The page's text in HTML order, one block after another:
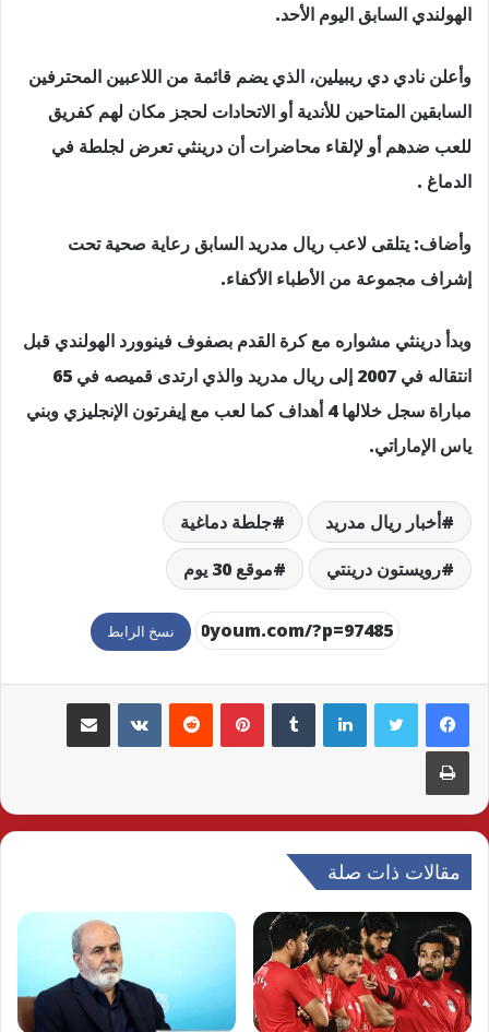
الهولندي السابق اليوم الأحد.
وأعلن نادي دي ريبيلين، الذي يضم قائمة من اللاعبين المحترفين
السابقين المتاحين للأندية أو الاتحادات لحجز مكان لهم كفريق
للعب ضدهم أو لإلقاء محاضرات أن درينثي تعرض لجلطة في
الدماغ .
وأضاف: يتلقى لاعب ريال مدريد السابق رعاية صحية تحت
إشراف مجموعة من الأطباء الأكفاء.
وبدأ درينثي مشواره مع كرة القدم بصفوف فينوورد الهولندي قبل
انتقاله في 2007 إلى ريال مدريد والذي ارتدى قميصه في 65
مباراة سجل خلالها 4 أهداف كما لعب مع إيفرتون الإنجليزي وبني
ياس الإماراتي.
أخبار ريال مدريد
جلطة دماغية
رويستون درينتي
موقع 30 يوم
نسخ الرابط
لينكدإن بينتيريست مشاركة عبر البريد
طباعة
مقالات ذات صلة